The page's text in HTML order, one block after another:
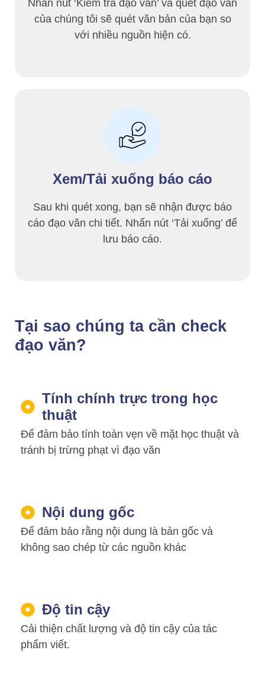
Nhấn nút ‘Kiểm tra đạo văn’ và quét đạo văn
của chúng tôi sẽ quét văn bản của bạn so
với nhiều nguồn hiện có.
Xem/Tải xuống báo cáo
Sau khi quét xong, bạn sẽ nhận được báo
cáo đạo văn chi tiết. Nhấn nút ‘Tải xuống’ để
lưu báo cáo.
Tại sao chúng ta cần check
đạo văn?
Tính chính trực trong học
thuật
Để đảm bảo tính toàn vẹn về mặt học thuật và
tránh bị trừng phạt vì đạo văn
Nội dung gốc
Để đảm bảo rằng nội dung là bản gốc và
không sao chép từ các nguồn khác
Độ tin cậy
Cải thiện chất lượng và độ tin cậy của tác
phẩm viết.